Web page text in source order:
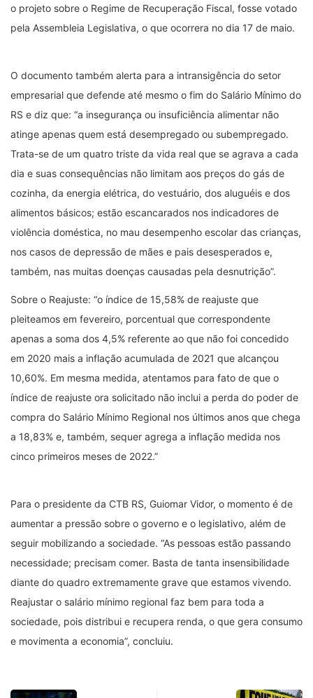
o projeto sobre o Regime de Recuperação Fiscal, fosse votado
pela Assembleia Legislativa, o que ocorrera no dia 17 de maio.
O documento também alerta para a intransigência do setor
empresarial que defende até mesmo o fim do Salário Mínimo do
RS e diz que: “a insegurança ou insuficiência alimentar não
atinge apenas quem está desempregado ou subempregado.
Trata-se de um quatro triste da vida real que se agrava a cada
dia e suas consequências não limitam aos preços do gás de
cozinha, da energia elétrica, do vestuário, dos aluguéis e dos
alimentos básicos; estão escancarados nos indicadores de
violência doméstica, no mau desempenho escolar das crianças,
nos casos de depressão de mães e pais desesperados e,
também, nas muitas doenças causadas pela desnutrição”.
Sobre o Reajuste: “o índice de 15,58% de reajuste que
pleiteamos em fevereiro, porcentual que correspondente
apenas a soma dos 4,5% referente ao que não foi concedido
em 2020 mais a inflação acumulada de 2021 que alcançou
10,60%. Em mesma medida, atentamos para fato de que o
índice de reajuste ora solicitado não inclui a perda do poder de
compra do Salário Mínimo Regional nos últimos anos que chega
a 18,83% e, também, sequer agrega a inflação medida nos
cinco primeiros meses de 2022.”
Para o presidente da CTB RS, Guiomar Vidor, o momento é de
aumentar a pressão sobre o governo e o legislativo, além de
seguir mobilizando a sociedade. “As pessoas estão passando
necessidade; precisam comer. Basta de tanta insensibilidade
diante do quadro extremamente grave que estamos vivendo.
Reajustar o salário mínimo regional faz bem para toda a
sociedade, pois distribui e recupera renda, o que gera consumo
e movimenta a economia”, concluiu.